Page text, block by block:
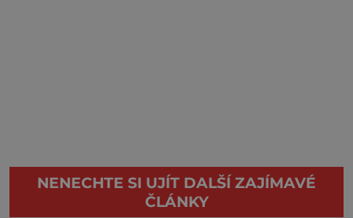
NENECHTE SI UJÍT DALŠÍ ZAJÍMAVÉ
ČLÁNKY